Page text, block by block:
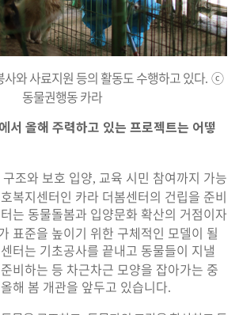
와 사료지원 등의 활동도 수행하고 있다. ⓒ
동물권행동 카라
서 올해 주력하고 있는 프로젝트는 어떻
조와 보호 입양, 교육 시민 참여까지 가능
복지센터인 카라 더봄센터의 건립을 준비
는 동물돌봄과 입양문화 확산의 거점이자
표준을 높이기 위한 구체적인 모델이 될
터는 기초공사를 끝내고 동물들이 지낼
비하는 등 차근차근 모양을 잡아가는 중
해 봄 개관을 앞두고 있습니다.